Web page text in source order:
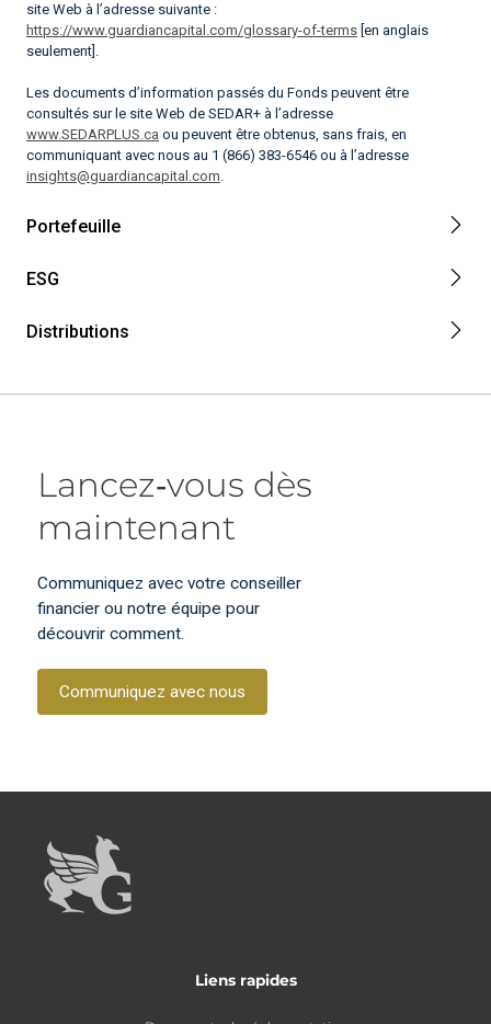
site Web à l’adresse suivante :
https://www.guardiancapital.com/glossary-of-terms [en anglais
seulement].
Les documents d’information passés du Fonds peuvent être
consultés sur le site Web de SEDAR+ à l’adresse
www.SEDARPLUS.ca ou peuvent être obtenus, sans frais, en
communiquant avec nous au 1 (866) 383-6546 ou à l’adresse
insights@guardiancapital.com.
Portefeuille
ESG
Distributions
Lancez‑vous dès
maintenant
Communiquez avec votre conseiller
financier ou notre équipe pour
découvrir comment.
Communiquez avec nous
Liens rapides